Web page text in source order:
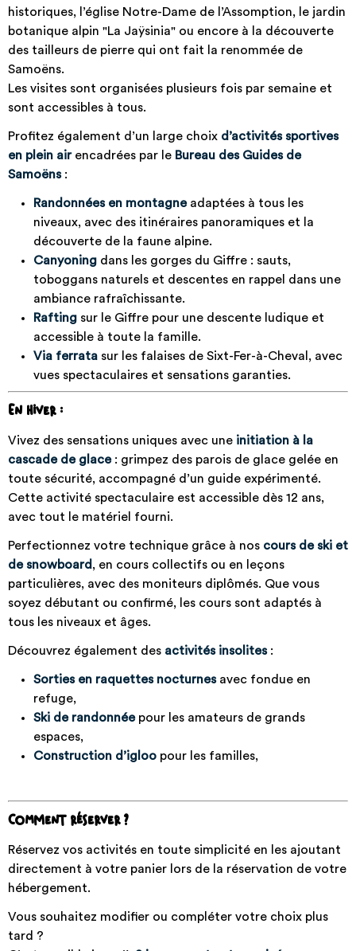
historiques, l’église Notre-Dame de l’Assomption, le jardin
botanique alpin "La Jaÿsinia" ou encore à la découverte
des tailleurs de pierre qui ont fait la renommée de
Samoëns.
Les visites sont organisées plusieurs fois par semaine et
sont accessibles à tous.
Profitez également d’un large choix d’activités sportives
en plein airencadrées par le Bureau des Guides de
Samoëns:
Randonnées en montagneadaptées à tous les
niveaux, avec des itinéraires panoramiques et la
découverte de la faune alpine.
Canyoning dans les gorges du Giffre : sauts,
toboggans naturels et descentes en rappel dans une
ambiance rafraîchissante.
Rafting sur le Giffre pour une descente ludique et
accessible à toute la famille.
Via ferrata sur les falaises de Sixt-Fer-à-Cheval, avec
vues spectaculaires et sensations garanties.
En hiver :
Vivez des sensations uniques avec une initiation à la
cascade de glace: grimpez des parois de glace gelée en
toute sécurité, accompagné d’un guide expérimenté.
Cette activité spectaculaire est accessible dès 12 ans,
avec tout le matériel fourni.
Perfectionnez votre technique grâce à nos cours de ski et
de snowboard, en cours collectifs ou en leçons
particulières, avec des moniteurs diplômés. Que vous
soyez débutant ou confirmé, les cours sont adaptés à
tous les niveaux et âges.
Découvrez également des activités insolites:
Sorties en raquettes nocturnesavec fondue en
refuge,
Ski de randonnéepour les amateurs de grands
espaces,
Construction d’igloo pour les familles,
Comment réserver ?
Réservez vos activités en toute simplicité en les ajoutant
directement à votre panier lors de la réservation de votre
hébergement.
Vous souhaitez modifier ou compléter votre choix plus
tard ?